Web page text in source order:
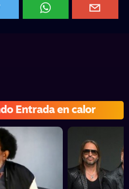
Entrada en calor